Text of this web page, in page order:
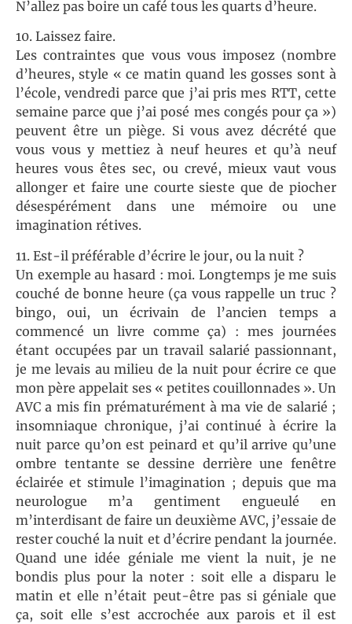
N’allez pas boire un café tous les quarts d’heure.
10. Laissez faire.
Les contraintes que vous vous imposez (nombre
d’heures, style « ce matin quand les gosses sont à
l’école, vendredi parce que j’ai pris mes RTT, cette
semaine parce que j’ai posé mes congés pour ça »)
peuvent être un piège. Si vous avez décrété que
vous vous y mettiez à neuf heures et qu’à neuf
heures vous êtes sec, ou crevé, mieux vaut vous
allonger et faire une courte sieste que de piocher
désespérément dans une mémoire ou une
imagination rétives.
11. Est-il préférable d’écrire le jour, ou la nuit ?
Un exemple au hasard : moi. Longtemps je me suis
couché de bonne heure (ça vous rappelle un truc ?
bingo, oui, un écrivain de l’ancien temps a
commencé un livre comme ça) : mes journées
étant occupées par un travail salarié passionnant,
je me levais au milieu de la nuit pour écrire ce que
mon père appelait ses « petites couillonnades ». Un
AVC a mis fin prématurément à ma vie de salarié ;
insomniaque chronique, j’ai continué à écrire la
nuit parce qu’on est peinard et qu’il arrive qu’une
ombre tentante se dessine derrière une fenêtre
éclairée et stimule l’imagination ; depuis que ma
neurologue m’a gentiment engueulé en
m’interdisant de faire un deuxième AVC, j’essaie de
rester couché la nuit et d’écrire pendant la journée.
Quand une idée géniale me vient la nuit, je ne
bondis plus pour la noter : soit elle a disparu le
matin et elle n’était peut-être pas si géniale que
ça, soit elle s’est accrochée aux parois et il est